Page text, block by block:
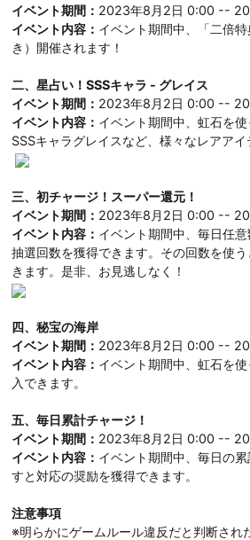
イベント期間： 2023年8月2日 0:00 --
イベント内容： イベント期間中、「二倍
き）開催されます！
二、星占い！SSSキャラ - グレイス
イベント期間： 2023年8月2日 0:00 --
イベント内容： イベント期間中、虹石を使
SSSキャラグレイスなど、様々なレアアイ
三、初チャージ！スーパー還元！
イベント期間： 2023年8月2日 0:00 --
イベント内容： イベント期間中、毎日任
抽選回数を獲得できます。その回数を使
きます。是非、お見逃しなく！
四、秘宝の海岸
イベント期間： 2023年8月2日 0:00 --
イベント内容： イベント期間中、虹石を
入できます。
五、毎日累計チャージ！
イベント期間： 2023年8月2日 0:00 --
イベント内容： イベント期間中、毎日の
すと対応の奨励を獲得できます。
注意事項
※明らかにゲームルール違反だと判断され